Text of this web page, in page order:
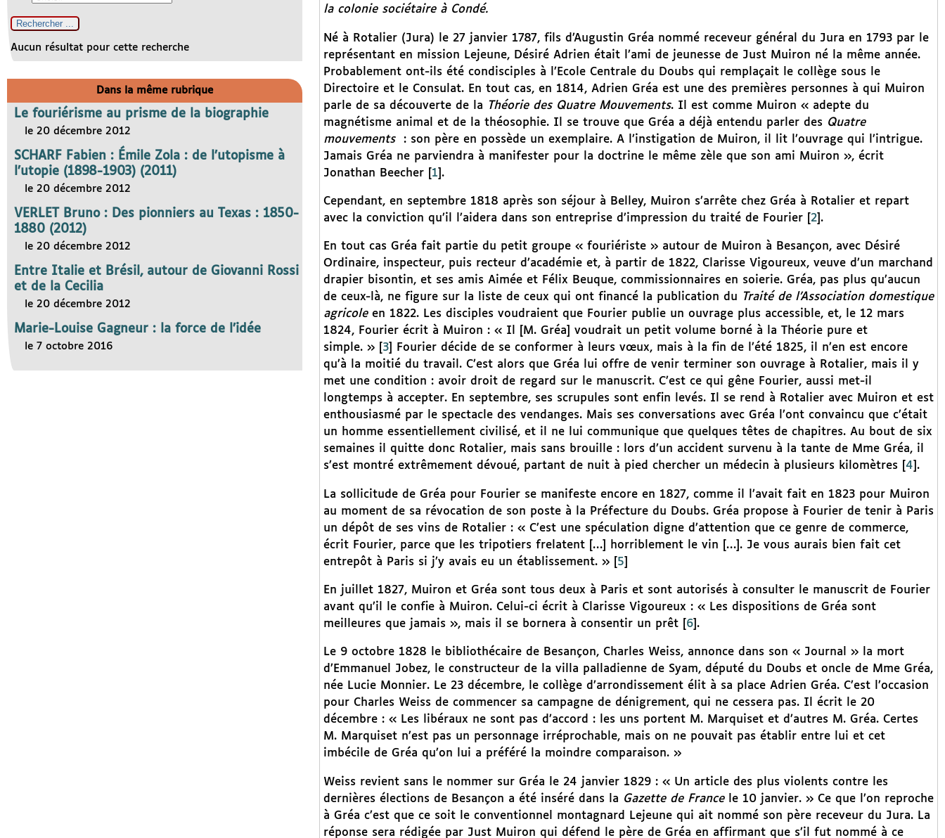
la colonie sociétaire à Condé.
Né à Rotalier (Jura) le 27 janvier 1787, fils d’Augustin Gréa nommé receveur général du Jura en 1793 par le
représentant en mission Lejeune, Désiré Adrien était l’ami de jeunesse de Just Muiron né la même année.
Probablement ont-ils été condisciples à l’Ecole Centrale du Doubs qui remplaçait le collège sous le
Directoire et le Consulat. En tout cas, en 1814, Adrien Gréa est une des premières personnes à qui Muiron
parle de sa découverte de la Théorie des Quatre Mouvements. Il est comme Muiron « adepte du
magnétisme animal et de la théosophie. Il se trouve que Gréa a déjà entendu parler des Quatre
mouvements
: son père en possède un exemplaire. A l’instigation de Muiron, il lit l’ouvrage qui l’intrigue.
Jamais Gréa ne parviendra à manifester pour la doctrine le même zèle que son ami Muiron », écrit
Jonathan Beecher[ 1 .
Cependant, en septembre 1818 après son séjour à Belley, Muiron s’arrête chez Gréa à Rotalier et repart
avec la conviction qu’il l’aidera dans son entreprise d’impression du traité de Fourier[ 2] .
En tout cas Gréa fait partie du petit groupe « fouriériste » autour de Muiron à Besançon, avec Désiré
Ordinaire, inspecteur, puis recteur d’académie et, à partir de 1822, Clarisse Vigoureux, veuve d’un marchand
drapier bisontin, et ses amis Aimée et Félix Beuque, commissionnaires en soierie. Gréa, pas plus qu’aucun
de ceux-là, ne figure sur la liste de ceux qui ont financé la publication du Traité de l’Association domestique
agricoleen 1822. Les disciples voudraient que Fourier publie un ouvrage plus accessible, et, le 12 mars
1824, Fourier écrit à Muiron : « Il [M. Gréa] voudrait un petit volume borné à la Théorie pure et
simple. »[ 3]
Fourier décide de se conformer à leurs vœux, mais à la fin de l’été 1825, il n’en est encore
qu’à la moitié du travail. C’est alors que Gréa lui offre de venir terminer son ouvrage à Rotalier, mais il y
met une condition : avoir droit de regard sur le manuscrit. C’est ce qui gêne Fourier, aussi met-il
longtemps à accepter. En septembre, ses scrupules sont enfin levés. Il se rend à Rotalier avec Muiron et est
enthousiasmé par le spectacle des vendanges. Mais ses conversations avec Gréa l’ont convaincu que c’était
un homme essentiellement civilisé, et il ne lui communique que quelques têtes de chapitres. Au bout de six
semaines il quitte donc Rotalier, mais sans brouille : lors d’un accident survenu à la tante de Mme Gréa, il
s’est montré extrêmement dévoué, partant de nuit à pied chercher un médecin à plusieurs kilomètres
4 .
La sollicitude de Gréa pour Fourier se manifeste encore en 1827, comme il l’avait fait en 1823 pour Muiron
au moment de sa révocation de son poste à la Préfecture du Doubs. Gréa propose à Fourier de tenir à Paris
un dépôt de ses vins de Rotalier : « C’est une spéculation digne d’attention que ce genre de commerce,
écrit Fourier, parce que les tripotiers frelatent […] horriblement le vin […]. Je vous aurais bien fait cet
entrepôt à Paris si j’y avais eu un établissement. »[ 5
En juillet 1827, Muiron et Gréa sont tous deux à Paris et sont autorisés à consulter le manuscrit de Fourier
avant qu’il le confie à Muiron. Celui-ci écrit à Clarisse Vigoureux : « Les dispositions de Gréa sont
meilleures que jamais », mais il se bornera à consentir un prêt[ 6] .
Le 9 octobre 1828 le bibliothécaire de Besançon, Charles Weiss, annonce dans son « Journal » la mort
d’Emmanuel Jobez, le constructeur de la villa palladienne de Syam, député du Doubs et oncle de Mme Gréa,
née Lucie Monnier. Le 23 décembre, le collège d’arrondissement élit à sa place Adrien Gréa. C’est l’occasion
pour Charles Weiss de commencer sa campagne de dénigrement, qui ne cessera pas. Il écrit le 20
décembre : « Les libéraux ne sont pas d’accord : les uns portent M. Marquiset et d’autres M. Gréa. Certes
M. Marquiset n’est pas un personnage irréprochable, mais on ne pouvait pas établir entre lui et cet
imbécile de Gréa qu’on lui a préféré la moindre comparaison. »
Weiss revient sans le nommer sur Gréa le 24 janvier 1829 : « Un article des plus violents contre les
dernières élections de Besançon a été inséré dans la Gazette de France le 10 janvier. » Ce que l’on reproche
à Gréa c’est que ce soit le conventionnel montagnard Lejeune qui ait nommé son père receveur du Jura. La
réponse sera rédigée par Just Muiron qui défend le père de Gréa en affirmant que s’il fut nommé à ce
Aucun résultat pour cette recherche
Dans la même rubrique
Le fouriérisme au prisme de la biographie
le 20 décembre 2012
SCHARF Fabien : Émile Zola : de l’utopisme à
l’utopie (1898-1903) (2011)
le 20 décembre 2012
VERLET Bruno : Des pionniers au Texas : 1850-
1880 (2012)
le 20 décembre 2012
Entre Italie et Brésil, autour de Giovanni Rossi
et de la Cecilia
le 20 décembre 2012
Marie-Louise Gagneur : la force de l’idée
le 7 octobre 2016